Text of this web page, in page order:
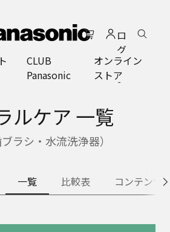
ロ
グ
イ
ン
CLUB
Panasonic
オンライン
ストア
ルケア 一覧
ブラシ・水流洗浄器）
一覧 比較表 コンテンツ